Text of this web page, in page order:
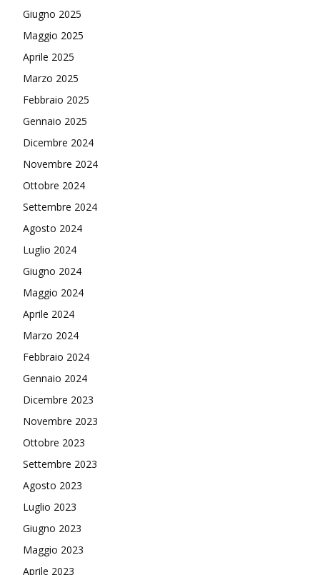
Giugno 2025
Maggio 2025
Aprile 2025
Marzo 2025
Febbraio 2025
Gennaio 2025
Dicembre 2024
Novembre 2024
Ottobre 2024
Settembre 2024
Agosto 2024
Luglio 2024
Giugno 2024
Maggio 2024
Aprile 2024
Marzo 2024
Febbraio 2024
Gennaio 2024
Dicembre 2023
Novembre 2023
Ottobre 2023
Settembre 2023
Agosto 2023
Luglio 2023
Giugno 2023
Maggio 2023
Aprile 2023